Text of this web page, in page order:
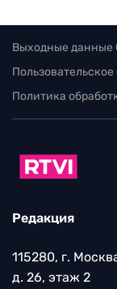
Выходные данные
Политика
Редакция
115280, г.
д. 26, этаж 2